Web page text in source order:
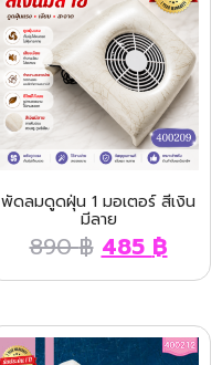
พัดลมดูดฝุ่น 1 มอเตอร์ สีเงิน
มีลาย
890฿ 485฿